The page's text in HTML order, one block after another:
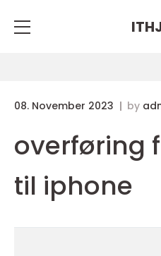
08. November 2023 by
overføring
til iphone